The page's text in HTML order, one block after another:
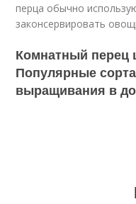
перца обычно
законсервировать
Комнатный перец
Популярные
выращивания в